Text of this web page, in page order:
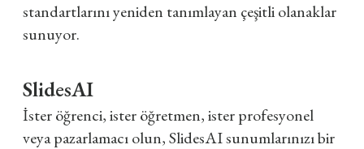
standartlarını yeniden tanımlayan çeşitli olanaklar
sunuyor.
SlidesAI
İster öğrenci, ister öğretmen, ister profesyonel
veya pazarlamacı olun, SlidesAI sunumlarınızı bir